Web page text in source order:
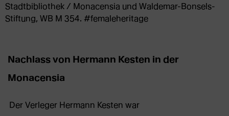
Stadtbibliothek / Monacensia und Waldemar-Bonsels-
Stiftung, WB M 354. #femaleheritage
Nachlass von Hermann Kesten in der
Monacensia
Der Verleger Hermann Kesten war